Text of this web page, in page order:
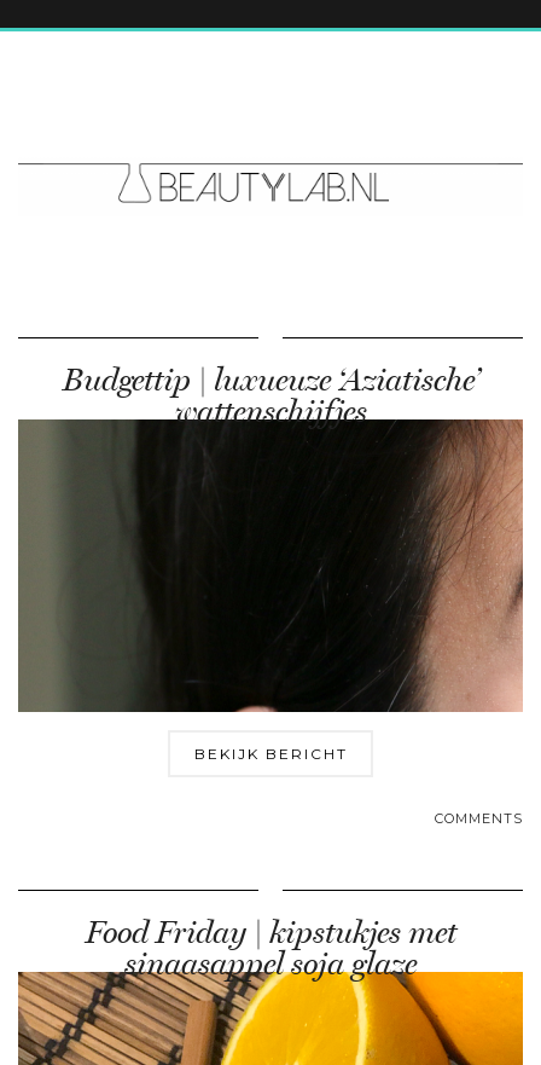
Budgettip | luxueuze ‘Aziatische’
wattenschijfjes
BEKIJK BERICHT
COMMENTS
Food Friday | kipstukjes met
sinaasappel soja glaze